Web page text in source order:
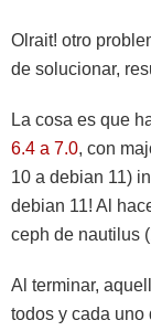
Olrait! otro
de solucionar,
La cosa es que
6.4 a 7.0, con
10 a debian 11)
debian 11! Al
ceph de nautilus
Al terminar,
todos y cada uno